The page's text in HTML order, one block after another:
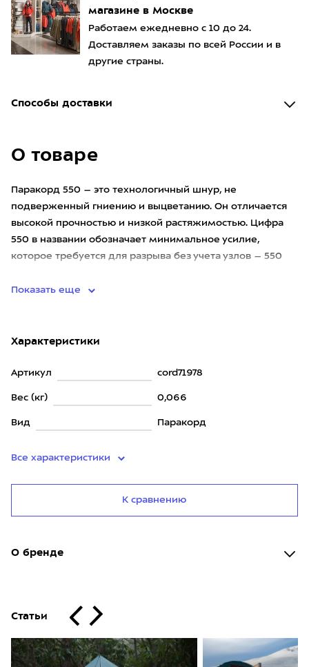
магазине в Москве
Работаем ежедневно с 10 до 24.
Доставляем заказы по всей России и в
другие страны.
Способы доставки
О товаре
Паракорд 550 – это технологичный шнур, не
подверженный гниению и выцветанию. Он отличается
высокой прочностью и низкой растяжимостью. Цифра
550 в названии обозначает минимальное усилие,
которое требуется для разрыва без учета узлов – 550
Показать еще
Характеристики
Артикул cord71978
Вес (кг) 0,066
Вид Паракорд
Все характеристики
К сравнению
О бренде
Статьи